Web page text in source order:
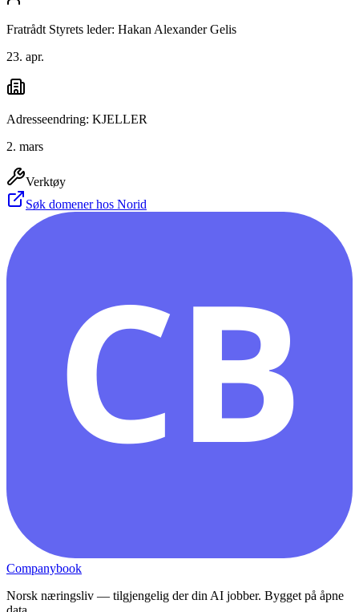
Fratrådt Styrets leder: Hakan Alexander Gelis
23. apr.
Adresseendring: KJELLER
2. mars
Verktøy
Søk domener hos Norid
CB
Companybook
Norsk næringsliv — tilgjengelig der din AI jobber. Bygget på åpne